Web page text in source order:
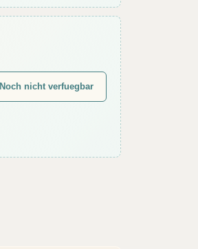
Noch nicht verfuegbar